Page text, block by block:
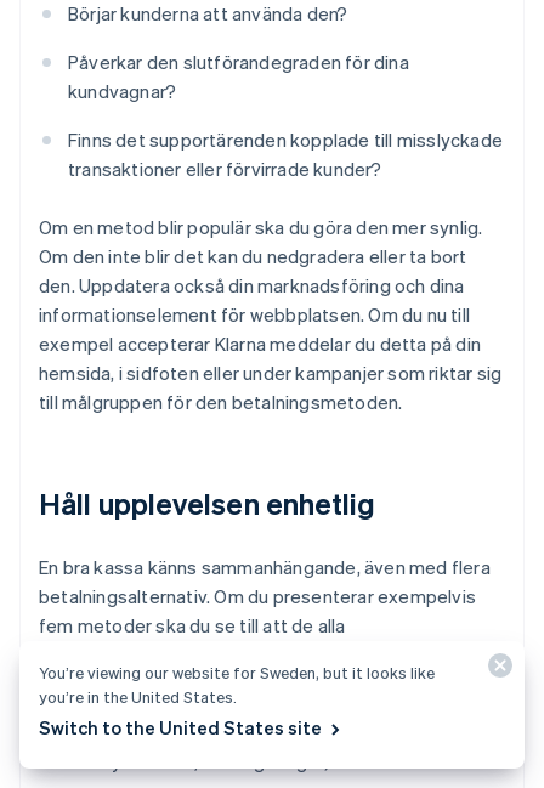
Börjar kunderna att använda den?
Påverkar den slutförandegraden för dina
kundvagnar?
Finns det supportärenden kopplade till misslyckade
transaktioner eller förvirrade kunder?
Om en metod blir populär ska du göra den mer synlig.
Om den inte blir det kan du nedgradera eller ta bort
den. Uppdatera också din marknadsföring och dina
informationselement för webbplatsen. Om du nu till
exempel accepterar Klarna meddelar du detta på din
hemsida, i sidfoten eller under kampanjer som riktar sig
till målgruppen för den betalningsmetoden.
Håll upplevelsen enhetlig
En bra kassa känns sammanhängande, även med flera
betalningsalternativ. Om du presenterar exempelvis
fem metoder ska du se till att de alla
använder konsekventa designmönster
ger feedback i realtid (t.ex. framgångar,
You’re viewing our website for Sweden, but it looks like
you’re in the United States.
Switch to the United States site